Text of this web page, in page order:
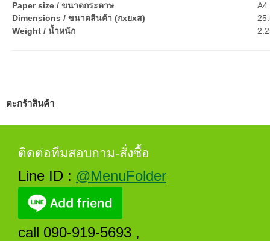
Paper size / ขนาดกระดาษ
A4
Dimensions / ขนาดสินค้า (กxยxส)
Weight / น้ำหนัก
ตะกร้าสินค้า
ติดต่อทีมสอบถาม-สั่งซื้อ
Line ID : @MenuFolder
call 090-919-5693 ,